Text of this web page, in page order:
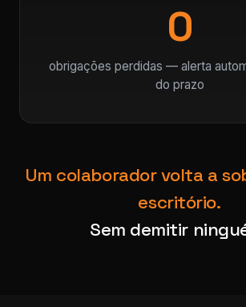
0
obrigações perdidas — alerta
do prazo
Um colaborador volta a
escritório.
Sem demitir